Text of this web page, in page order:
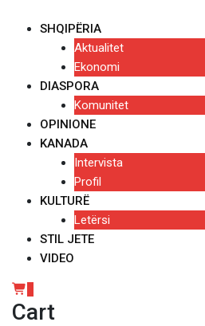
SHQIPËRIA
Aktualitet
Ekonomi
DIASPORA
Komunitet
OPINIONE
KANADA
Intervista
Profil
KULTURË
Letërsi
STIL JETE
VIDEO
Cart